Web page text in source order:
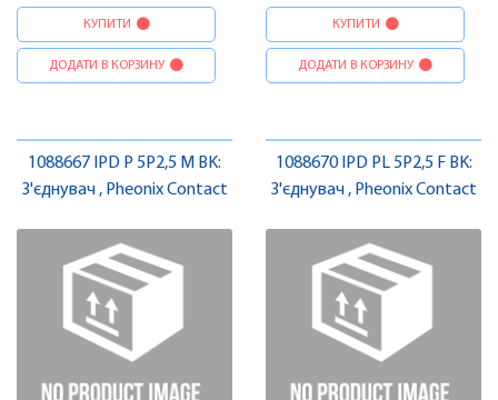
КУПИТИ
ДОДАТИ В КОРЗИНУ
КУПИТИ
ДОДАТИ В КОРЗИНУ
1088667 IPD P 5P2,5 M BK:
З'єднувач , Pheonix Contact
1088670 IPD PL 5P2,5 F BK:
З'єднувач , Pheonix Contact